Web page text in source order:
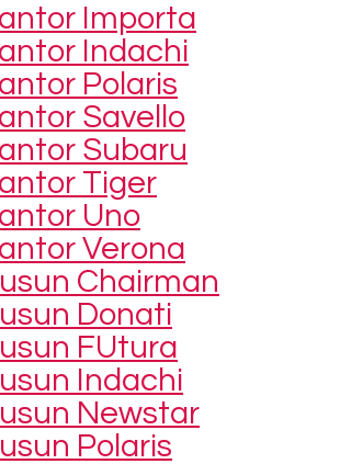
Importa
Indachi
Polaris
Savello
Subaru
Tiger
Uno
Verona
Chairman
Donati
FUtura
Indachi
Newstar
Polaris